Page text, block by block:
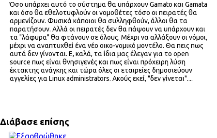
Όσο υπάρχει αυτό το σύστημα θα υπάρχουν Gamato και Gamata
και όσο θα εθελοτυφλούν οι νομοθέτες τόσο οι πειρατές θα
αρμενίζουν. Φυσικά κάποιοι θα συλληφθούν, άλλοι θα τα
παρατήσουν. Αλλά οι πειρατές δεν θα πάψουν να υπάρχουν και
τα "λάφυρα" θα φτάνουν σε όλους. Μέχρι να αλλάξουν οι νόμοι,
μέχρι να αναπτυχθεί ένα νέο οικο-νομικό μοντέλο. Θα πεις πως
αυτά δεν γίνονται. Ε, καλά, τα ίδια μας έλεγαν για το open
source πως είναι θνησιγενές και πως είναι πρόχειρη λύση
έκτακτης ανάγκης και τώρα όλες οι εταιρείες δημοσιεύουν
αγγελίες για Linux administrators. Ακούς εκεί, "δεν γίνεται"....
Διάβασε επίσης